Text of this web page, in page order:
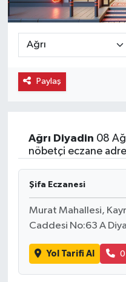
Paylaş
Ağrı Diyadin 08
nöbetçi eczane
Şifa Eczanesi
Murat Mahallesi,
Caddesi No:63 A
Yol Tarifi Al
Ekonomi
Eleman
Emlak
Gurme
İlçe Haberleri